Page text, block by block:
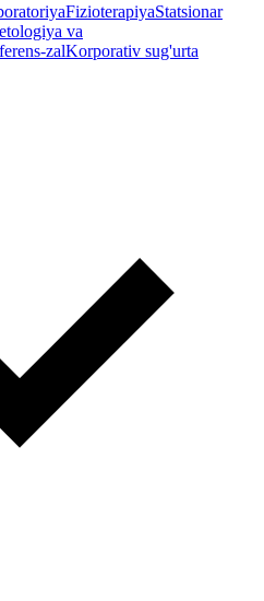
FizioterapiyaStatsionar
va
zalKorporativ sug'urta